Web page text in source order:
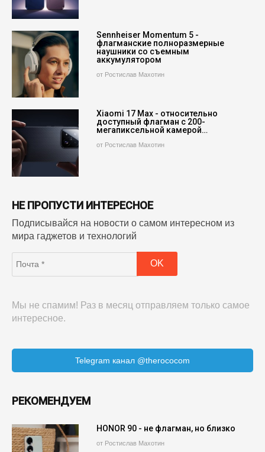
Sennheiser Momentum 5 -
флагманские полноразмерные
наушники со съемным
аккумулятором
от Ростислав Махотин
Xiaomi 17 Max - относительно
доступный флагман с 200-
мегапиксельной камерой…
от Ростислав Махотин
НЕ ПРОПУСТИ ИНТЕРЕСНОЕ
Подписывайся на новости о самом интересном из
мира гаджетов и технологий
Мы не спамим! Раз в месяц отправляем только самое
интересное.
Telegram канал @therococom
РЕКОМЕНДУЕМ
HONOR 90 - не флагман, но близко
от Ростислав Махотин